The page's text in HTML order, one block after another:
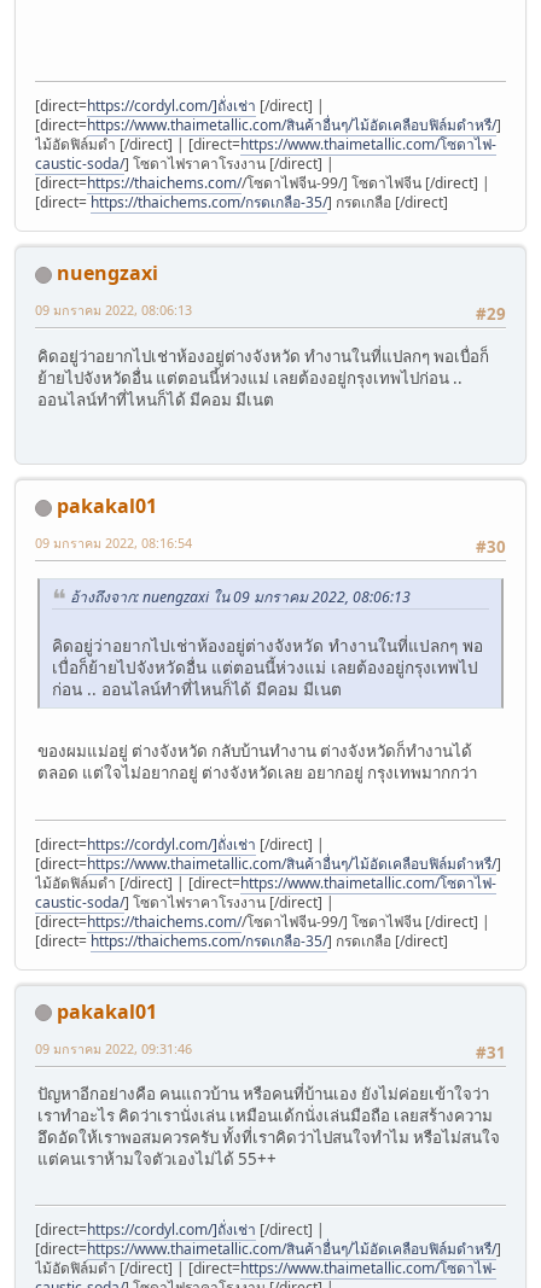
[direct=https://cordyl.com/]ถั่งเช่า [/direct] |
[direct=https://www.thaimetallic.com/สินค้าอื่นๆ/ไม้อัดเคลือบฟิล์มดำหรื/]
ไม้อัดฟิล์มดำ [/direct] | [direct=https://www.thaimetallic.com/โซดาไฟ-
caustic-soda/] โซดาไฟราคาโรงงาน [/direct] |
[direct=https://thaichems.com//โซดาไฟจีน-99/] โซดาไฟจีน [/direct] |
[direct= https://thaichems.com/กรดเกลือ-35/] กรดเกลือ [/direct]
nuengzaxi
#29
09 มกราคม 2022, 08:06:13
คิดอยู่ว่าอยากไปเช่าห้องอยู่ต่างจังหวัด ทำงานในที่แปลกๆ พอเบื่อก็
ย้ายไปจังหวัดอื่น แต่ตอนนี้ห่วงแม่ เลยต้องอยู่กรุงเทพไปก่อน ..
ออนไลน์ทำที่ไหนก็ได้ มีคอม มีเนต
pakakal01
#30
09 มกราคม 2022, 08:16:54
อ้างถึงจาก: nuengzaxi ใน 09 มกราคม 2022, 08:06:13
คิดอยู่ว่าอยากไปเช่าห้องอยู่ต่างจังหวัด ทำงานในที่แปลกๆ พอ
เบื่อก็ย้ายไปจังหวัดอื่น แต่ตอนนี้ห่วงแม่ เลยต้องอยู่กรุงเทพไป
ก่อน .. ออนไลน์ทำที่ไหนก็ได้ มีคอม มีเนต
ของผมแม่อยู่ ต่างจังหวัด กลับบ้านทำงาน ต่างจังหวัดก็ทำงานได้
ตลอด แต่ใจไม่อยากอยู่ ต่างจังหวัดเลย อยากอยู่ กรุงเทพมากกว่า
[direct=https://cordyl.com/]ถั่งเช่า [/direct] |
[direct=https://www.thaimetallic.com/สินค้าอื่นๆ/ไม้อัดเคลือบฟิล์มดำหรื/]
ไม้อัดฟิล์มดำ [/direct] | [direct=https://www.thaimetallic.com/โซดาไฟ-
caustic-soda/] โซดาไฟราคาโรงงาน [/direct] |
[direct=https://thaichems.com//โซดาไฟจีน-99/] โซดาไฟจีน [/direct] |
[direct= https://thaichems.com/กรดเกลือ-35/] กรดเกลือ [/direct]
pakakal01
#31
09 มกราคม 2022, 09:31:46
ปัญหาอีกอย่างคือ คนแถวบ้าน หรือคนที่บ้านเอง ยังไม่ค่อยเข้าใจว่า
เราทำอะไร คิดว่าเรานั่งเล่น เหมือนเด้กนั่งเล่นมือถือ เลยสร้างความ
อึดอัดให้เราพอสมควรครับ ทั้งที่เราคิดว่าไปสนใจทำไม หรือไม่สนใจ
แต่คนเราห้ามใจตัวเองไม่ได้ 55++
[direct=https://cordyl.com/]ถั่งเช่า [/direct] |
[direct=https://www.thaimetallic.com/สินค้าอื่นๆ/ไม้อัดเคลือบฟิล์มดำหรื/]
ไม้อัดฟิล์มดำ [/direct] | [direct=https://www.thaimetallic.com/โซดาไฟ-